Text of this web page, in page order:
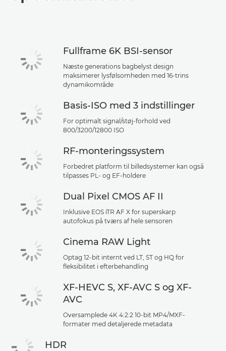
Fullframe 6K BSI-sensor
Næste generations bagbelyst design
maksimerer lysfølsomheden med 16-trins
dynamikområde
Basis-ISO med 3 indstillinger
For optimalt signal/støj-forhold ved
800/3200/12800 ISO
RF-monteringssystem
Forbedret platform til billedsystemer kan også
tilpasses PL- og EF-holdere
Dual Pixel CMOS AF II
Inklusive EOS iTR AF X for superskarp
autofokus på tværs af hele sensoren
Cinema RAW Light
Optag 12-bit internt ved LT, ST og HQ for
fleksibilitet i efterbehandling
XF-HEVC S, XF-AVC S og XF-
AVC
Oversamplede 4K 4:2:2 10-bit MP4/MXF-
formater med detaljerede metadata
HDR